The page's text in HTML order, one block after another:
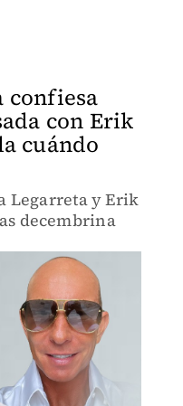
confiesa
con Erik
cuándo
Legarreta y Erik
decembrina